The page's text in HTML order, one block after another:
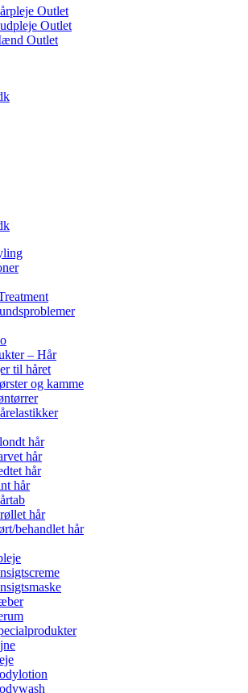
Outlet
Outlet
Outlet
– Hår
til håret
og kamme
hår
hår
hår
hår
hår
behandlet hår